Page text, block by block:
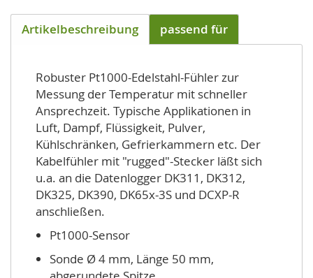
Artikelbeschreibung passend für
Robuster Pt1000-Edelstahl-Fühler zur
Messung der Temperatur mit schneller
Ansprechzeit. Typische Applikationen in
Luft, Dampf, Flüssigkeit, Pulver,
Kühlschränken, Gefrierkammern etc. Der
Kabelfühler mit "rugged"-Stecker läßt sich
u.a. an die Datenlogger DK311, DK312,
DK325, DK390, DK65x-3S und DCXP-R
anschließen.
Pt1000-Sensor
Sonde Ø 4 mm, Länge 50 mm,